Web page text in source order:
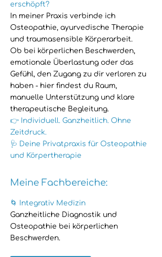
erschöpft?
In meiner Praxis verbinde ich
Osteopathie, ayurvedische Therapie
und traumasensible Körperarbeit.
Ob bei körperlichen Beschwerden,
emotionale Überlastung oder das
Gefühl, den Zugang zu dir verloren zu
haben - hier findest du Raum,
manuelle Unterstützung und klare
therapeutische Begleitung.
👉 Individuell. Ganzheitlich. Ohne
Zeitdruck.
🩺 Deine Privatpraxis für Osteopathie
und Körpertherapie
Meine Fachbereiche:
🌀 Integrativ Medizin
Ganzheitliche Diagnostik und
Osteopathie bei körperlichen
Beschwerden.